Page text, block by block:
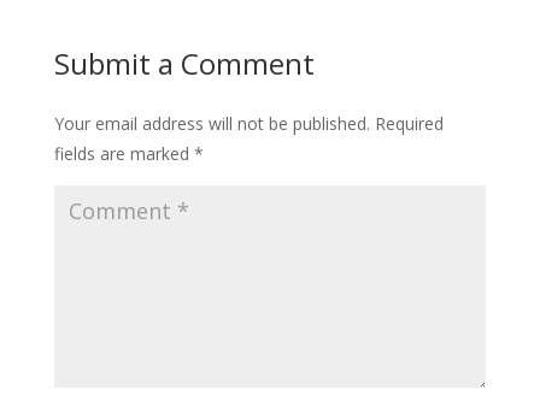
Submit a Comment
Your email address will not be published. Required
fields are marked *